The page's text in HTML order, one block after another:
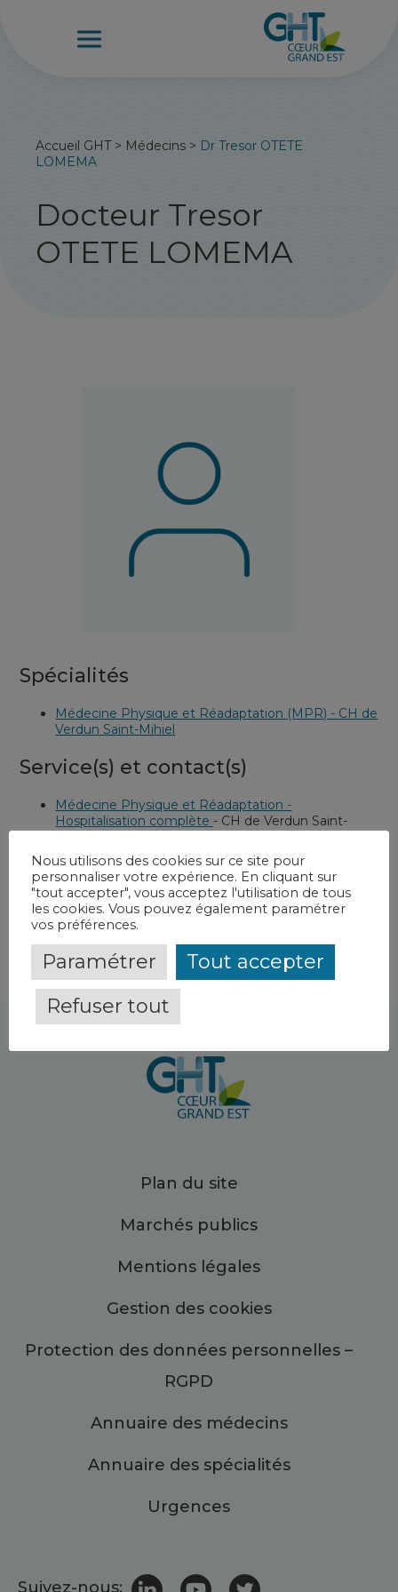
Accueil GHT> Médecins > Dr Tresor OTETE
LOMEMA
Docteur Tresor
OTETE LOMEMA
Spécialités
Médecine Physique et Réadaptation (MPR) - CH de
Verdun Saint-Mihiel
Service(s) et contact(s)
Médecine Physique et Réadaptation -
Hospitalisation complète - CH de Verdun Saint-
Médecine Physique et Réadaptation - Hôpital de
jour-CH de Verdun Saint-Mihiel
Plan du site
Marchés publics
Mentions légales
Gestion des cookies
Protection des données personnelles –
RGPD
Annuaire des médecins
Annuaire des spécialités
Urgences
Suivez-nous:
Nous utilisons des cookies sur ce site pour
personnaliser votre expérience. En cliquant sur
"tout accepter", vous acceptez l'utilisation de tous
les cookies. Vous pouvez également paramétrer
vos préférences.
Paramétrer
Tout accepter
Refuser tout